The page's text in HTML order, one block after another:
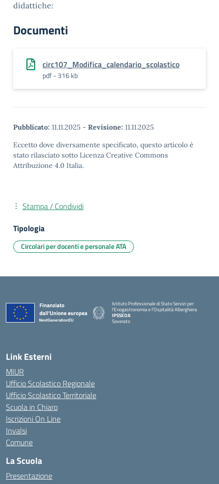
didattiche:
Documenti
circ107_Modifica_calendario_scolastico
pdf - 316 kb
Pubblicato: 11.11.2025 - Revisione: 11.11.2025
Eccetto dove diversamente specificato, questo articolo è
stato rilasciato sotto Licenza Creative Commons
Attribuzione 4.0 Italia.
Stampa / Condividi
Tipologia
Circolari per docenti e personale ATA
Istituto Professionale di Stato Servizi per
l'Enogastronomia e l'Ospitalità Alberghiera
IPSSEOA
Soverato
Link Esterni
MIUR
Ufficio Scolastico Regionale
Ufficio Scolastico Territoriale
Scuola in Chiaro
Iscrizioni On Line
Invalsi
Comune
La Scuola
Presentazione